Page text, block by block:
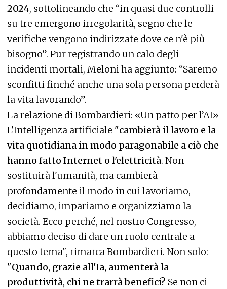
2024, sottolineando che “in quasi due controlli
su tre emergono irregolarità, segno che le
verifiche vengono indirizzate dove ce n'è più
bisogno”. Pur registrando un calo degli
incidenti mortali, Meloni ha aggiunto: “Saremo
sconfitti finché anche una sola persona perderà
la vita lavorando”.
La relazione di Bombardieri: «Un patto per l’AI»
L'Intelligenza artificiale "cambierà il lavoro e la
vita quotidiana in modo paragonabile a ciò che
hanno fatto Internet o l'elettricità. Non
sostituirà l'umanità, ma cambierà
profondamente il modo in cui lavoriamo,
decidiamo, impariamo e organizziamo la
società. Ecco perché, nel nostro Congresso,
abbiamo deciso di dare un ruolo centrale a
questo tema", rimarca Bombardieri. Non solo:
"Quando, grazie all'Ia, aumenterà la
produttività, chi ne trarrà benefici? Se non ci